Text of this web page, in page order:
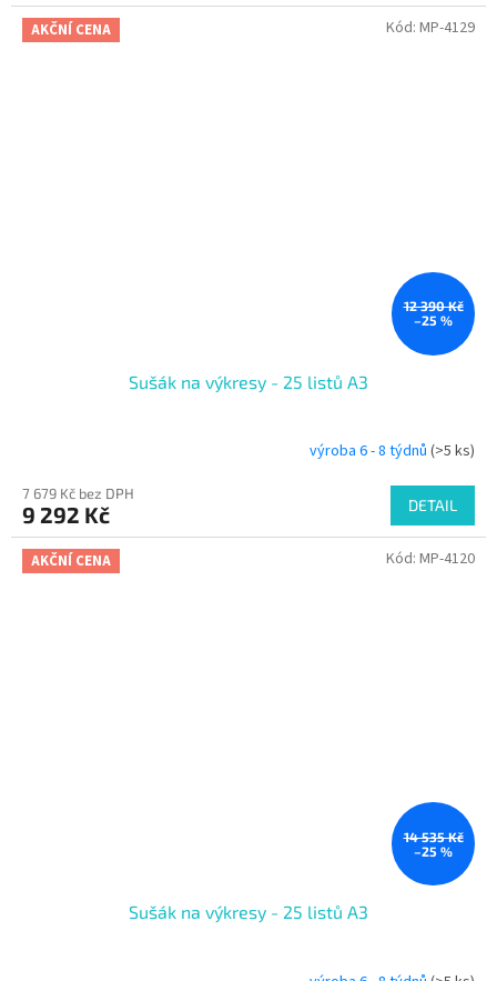
AKČNÍ CENA
12 390 Kč
–25 %
Sušák na výkresy - 25 listů A3
výroba 6 - 8 týdnů (>5 ks)
7 679 Kč bez DPH
9 292 Kč DETAIL
Kód: MP-4129
AKČNÍ CENA
14 535 Kč
–25 %
Sušák na výkresy - 25 listů A3
Kód: MP-4120